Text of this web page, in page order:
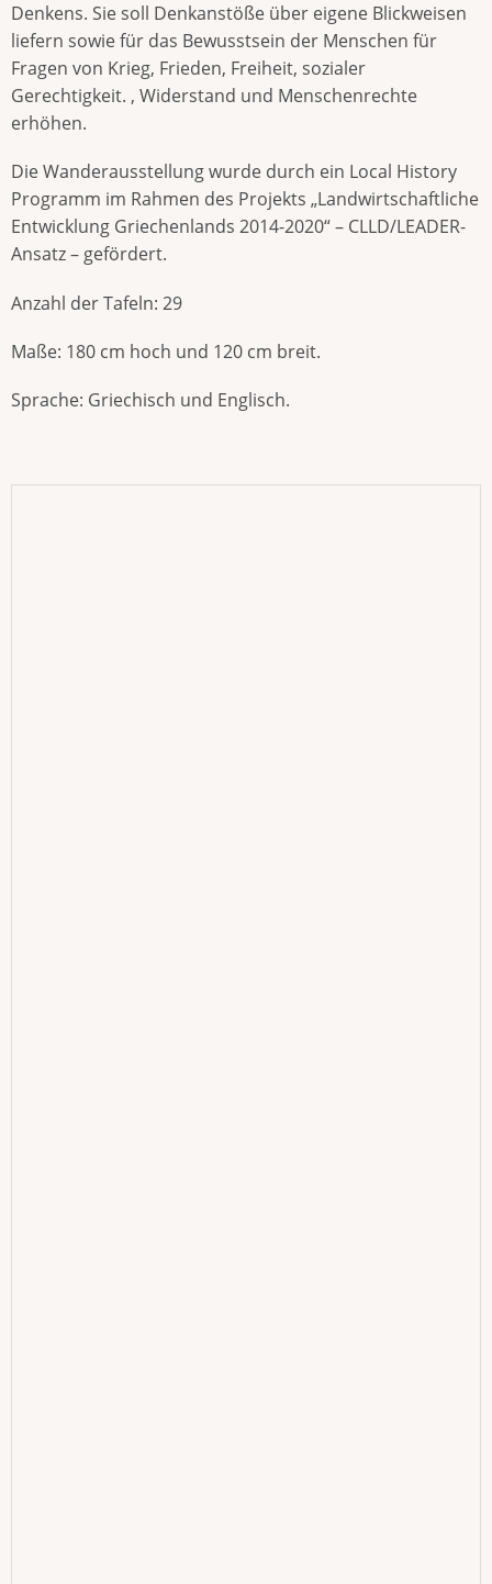
Denkens. Sie soll Denkanstöße über eigene Blickweisen
liefern sowie für das Bewusstsein der Menschen für
Fragen von Krieg, Frieden, Freiheit, sozialer
Gerechtigkeit. , Widerstand und Menschenrechte
erhöhen.
Die Wanderausstellung wurde durch ein Local History
Programm im Rahmen des Projekts „Landwirtschaftliche
Entwicklung Griechenlands 2014-2020“ – CLLD/LEADER-
Ansatz – gefördert.
Anzahl der Tafeln: 29
Maße: 180 cm hoch und 120 cm breit.
Sprache: Griechisch und Englisch.